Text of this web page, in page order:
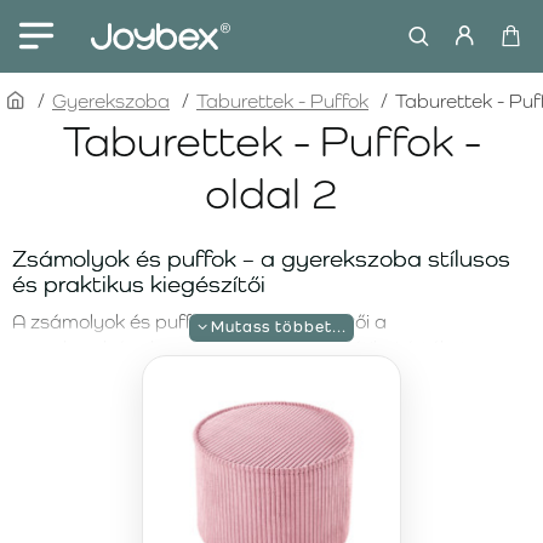
Taburettek - Puffok -
oldal 2
homeGyerekszoba Taburettek - Puffok Taburettek -
Zsámolyok és puffok – a gyerekszoba stílusos
és praktikus kiegészítői
A zsámolyok és puffok ideális kiegészítői a
gyerekszobának, amely nemcsak esztétikai értéket,
hanem praktikus használatot is biztosít. Kényelmes
ülőhelyként, lábtámaszként vagy játékos elemként
szolgálnak a térben. Webshopunkban a Wigiwama márka
zsámolyainak és puffjainak széles választékát kínáljuk,
amelyek a modern dizájnt a kényelemmel és minőséggel
ötvözik, hogy minden gyerekszoba hangulatos és stílusos